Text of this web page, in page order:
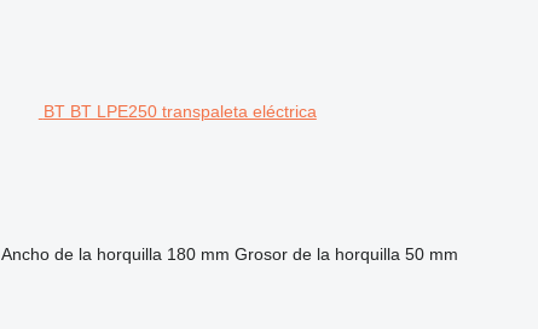
BT BT LPE250 transpaleta eléctrica
Ancho de la horquilla 180 mm Grosor de la horquilla 50 mm